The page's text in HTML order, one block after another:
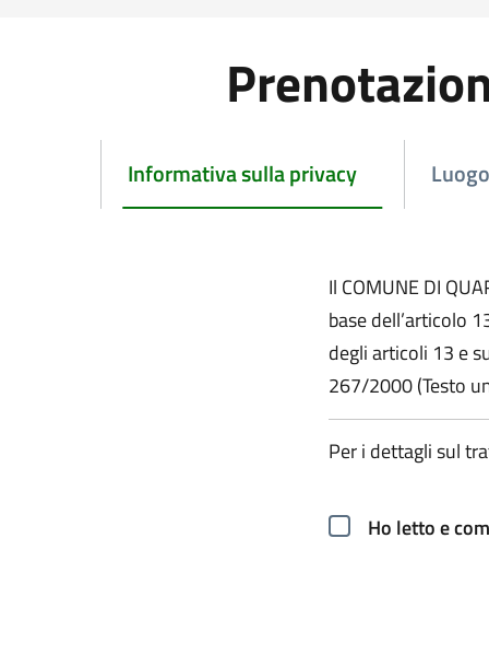
Informativa sulla privacy Luogo
Il COMUNE DI
base dell’articolo
degli articoli 13 e
267/2000 (Testo
Per i dettagli sul
Ho letto e